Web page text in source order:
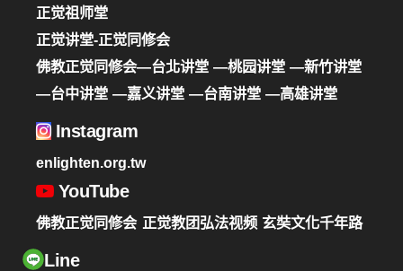
正觉祖师堂
正觉讲堂-正觉同修会
佛教正觉同修会—台北讲堂 —桃园讲堂 —新竹讲堂
—台中讲堂 —嘉义讲堂 —台南讲堂 —高雄讲堂
Instagram
enlighten.org.tw
YouTube
佛教正觉同修会 正觉教团弘法视频 玄奘文化千年路
Line